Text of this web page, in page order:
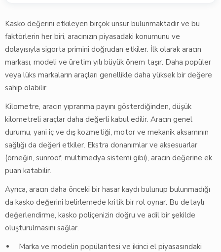
Kasko değerini etkileyen birçok unsur bulunmaktadır ve bu
faktörlerin her biri, aracınızın piyasadaki konumunu ve
dolayısıyla sigorta primini doğrudan etkiler. İlk olarak aracın
markası, modeli ve üretim yılı büyük önem taşır. Daha popüler
veya lüks markaların araçları genellikle daha yüksek bir değere
sahip olabilir.
Kilometre, aracın yıpranma payını gösterdiğinden, düşük
kilometreli araçlar daha değerli kabul edilir. Aracın genel
durumu, yani iç ve dış kozmetiği, motor ve mekanik aksamının
sağlığı da değeri etkiler. Ekstra donanımlar ve aksesuarlar
(örneğin, sunroof, multimedya sistemi gibi), aracın değerine ek
puan katabilir.
Ayrıca, aracın daha önceki bir hasar kaydı bulunup bulunmadığı
da kasko değerini belirlemede kritik bir rol oynar. Bu detaylı
değerlendirme, kasko poliçenizin doğru ve adil bir şekilde
oluşturulmasını sağlar.
Marka ve modelin popülaritesi ve ikinci el piyasasındaki